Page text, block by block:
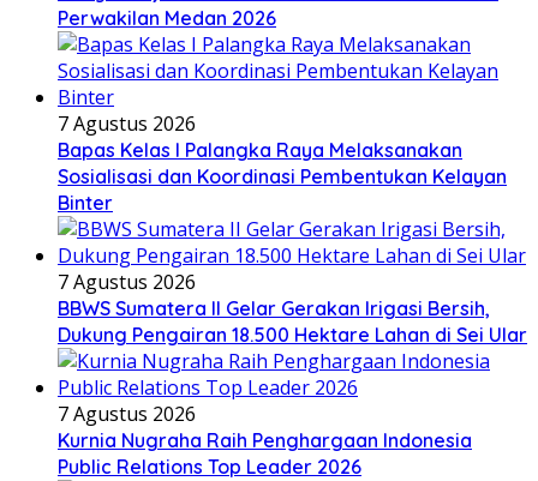
Perwakilan Medan 2026
7 Agustus 2026
Bapas Kelas I Palangka Raya Melaksanakan
Sosialisasi dan Koordinasi Pembentukan Kelayan
Binter
7 Agustus 2026
BBWS Sumatera II Gelar Gerakan Irigasi Bersih,
Dukung Pengairan 18.500 Hektare Lahan di Sei Ular
7 Agustus 2026
Kurnia Nugraha Raih Penghargaan Indonesia
Public Relations Top Leader 2026